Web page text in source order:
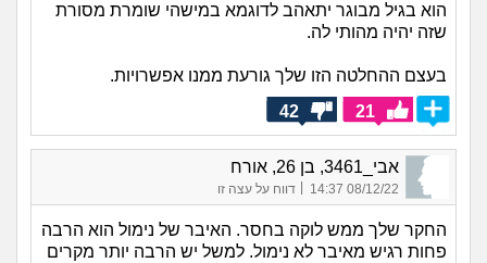
הוא בגיל מבוגר יתאהב לדוגמא במישהי שומרת מסורת
שזה יהיה מהותי לה.
בעצם ההחלטה הזו שלך גורעת ממנו אפשרויות.
21
42
אבי_3461, בן 26, אורח
08/12/22 14:37 דווח על עצה זו
החקר שלך ממש לוקה בחסר. האיבר של נימול הוא הרבה
פחות רגיש מאיבר לא נימול. למשל יש הרבה יותר מקרים